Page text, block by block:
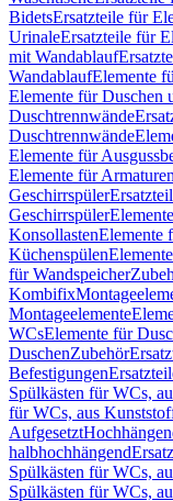
BidetsErsatzteile für
UrinaleErsatzteile für
mit Wandablauf
WandablaufElemente
Elemente für Duschen
Duschtrennwände
Duschtrennwände
Elemente für
Elemente für Armaturen
Geschirrspüler
Geschirrspüler
KonsollastenElemente
Küchenspülen
für Wandspeicher
Kombifix
Montageelemente
WCsElemente für
DuschenZubehör
Befestigungen
Spülkästen für WCs,
für WCs, aus
Aufgesetzt
halbhochhängend
Spülkästen für WCs,
Spülkästen für WCs,